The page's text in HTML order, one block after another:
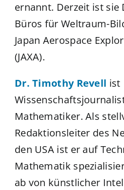
ernannt. Derzeit ist sie
Büros für Weltraum-
Japan Aerospace
(JAXA).
Dr. Timothy Revell ist
Mathematiker. Als
Redaktionsleiter des
den USA ist er auf
Mathematik
ab von künstlicher